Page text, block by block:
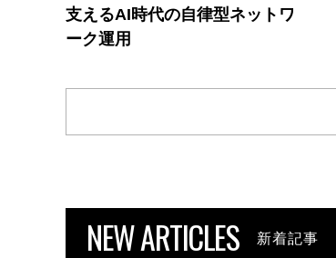
支えるAI時代の自律型ネットワ
ーク運用
NEW ARTICLES 新着記事